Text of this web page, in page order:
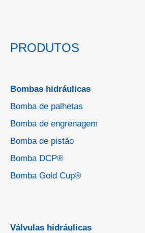
PRODUTOS
Bombas hidráulicas
Bomba de palhetas
Bomba de engrenagem
Bomba de pistão
Bomba DCP®
Bomba Gold Cup®
Válvulas hidráulicas